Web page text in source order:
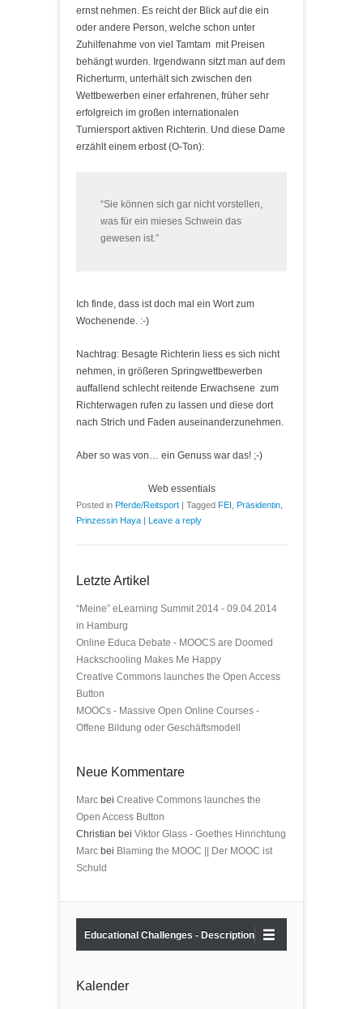
ernst nehmen. Es reicht der Blick auf die ein
oder andere Person, welche schon unter
Zuhilfenahme von viel Tamtam mit Preisen
behängt wurden. Irgendwann sitzt man auf dem
Richerturm, unterhält sich zwischen den
Wettbewerben einer erfahrenen, früher sehr
erfolgreich im großen internationalen
Turniersport aktiven Richterin. Und diese Dame
erzählt einem erbost (O-Ton):
“Sie können sich gar nicht vorstellen,
was für ein mieses Schwein das
gewesen ist.”
Ich finde, dass ist doch mal ein Wort zum
Wochenende. :-)
Nachtrag: Besagte Richterin liess es sich nicht
nehmen, in größeren Springwettbewerben
auffallend schlecht reitende Erwachsene zum
Richterwagen rufen zu lassen und diese dort
nach Strich und Faden auseinanderzunehmen.
Aber so was von… ein Genuss war das! ;-)
Web essentials
Posted in Pferde/Reitsport | Tagged FEI Präsidentin
Prinzessin Haya | Leave a reply
Letzte Artikel
“Meine” eLearning Summit 2014 - 09.04.2014
in Hamburg
Online Educa Debate - MOOCS are Doomed
Hackschooling Makes Me Happy
Creative Commons launches the Open Access
Button
MOOCs - Massive Open Online Courses -
Offene Bildung oder Geschäftsmodell
Neue Kommentare
Marc bei Creative Commons launches the
Open Access Button
Christian bei Viktor Glass - Goethes Hinrichtung
Marc bei Blaming the MOOC || Der MOOC ist
Schuld
Educational Challenges - Description
Kalender